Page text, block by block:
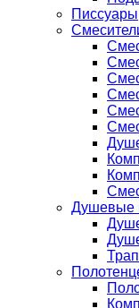
Писсуары
Душевые